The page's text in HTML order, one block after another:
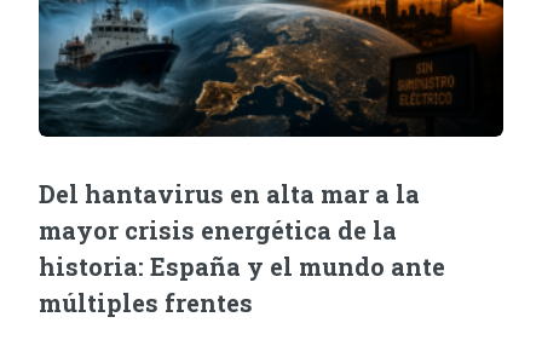
Del hantavirus en alta mar a la
mayor crisis energética de la
historia: España y el mundo ante
múltiples frentes